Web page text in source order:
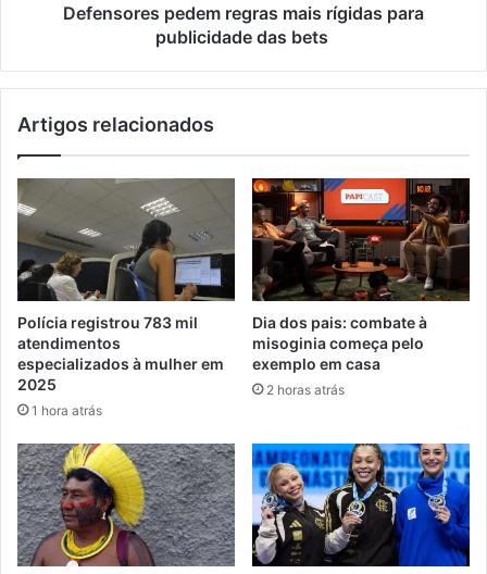
Defensores pedem regras mais rígidas para
publicidade das bets
Artigos relacionados
Polícia registrou 783 mil
atendimentos
especializados à mulher em
2025
1 hora atrás
Dia dos pais: combate à
misoginia começa pelo
exemplo em casa
2 horas atrás